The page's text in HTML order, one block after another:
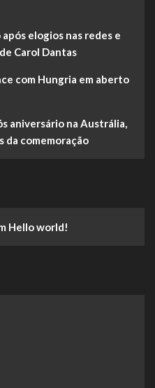
elogios nas redes e
Carol Dantas
com Hungria em aberto
aniversário na Austrália,
da comemoração
Hello world!